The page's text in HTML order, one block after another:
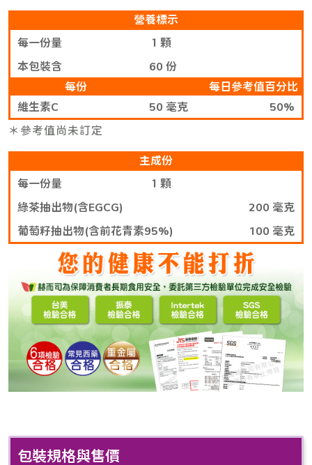
營養標示
每一份量
１顆
本包裝含
60 份
每份
每日參考值百分比
維生素C
50 毫克
50%
＊參考值尚未訂定
主成份
每一份量
１顆
綠茶抽出物(含EGCG)
200 毫克
葡萄籽抽出物(含前花青素95%)
100 毫克
包裝規格與售價